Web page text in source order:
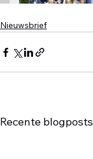
Nieuwsbrief
Recente blogposts